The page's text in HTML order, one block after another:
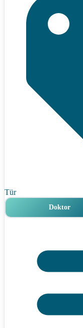
Tür
Doktor